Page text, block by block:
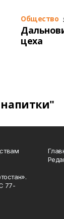
Общество
цеха
77-